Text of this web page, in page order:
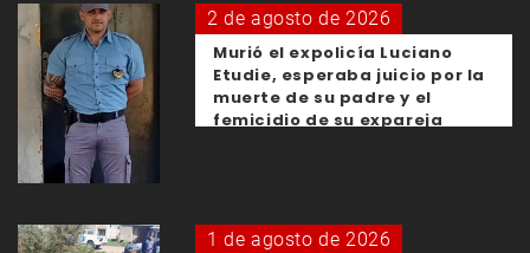
2 de agosto de 2026
Murió el expolicía Luciano
Etudie, esperaba juicio por la
muerte de su padre y el
femicidio de su expareja
1 de agosto de 2026